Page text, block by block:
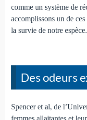
comme un système de
accomplissons un de
la survie de notre espèce.
Des odeurs
Spencer et al, de
femmes allaitantes et